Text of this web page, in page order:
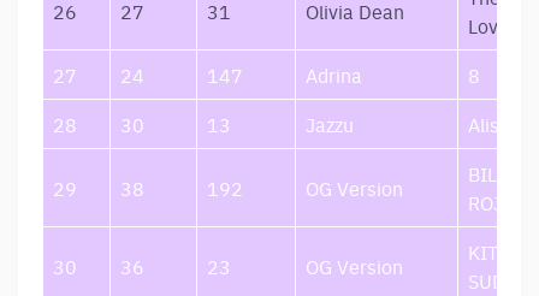
26 27 31 Olivia Dean
Loving
27
24 147 Adrina
8
28
30 13 Jazzu Alisa
29 38 192 OG Version
ROJU
30 36 23 OG Version
KITAIP